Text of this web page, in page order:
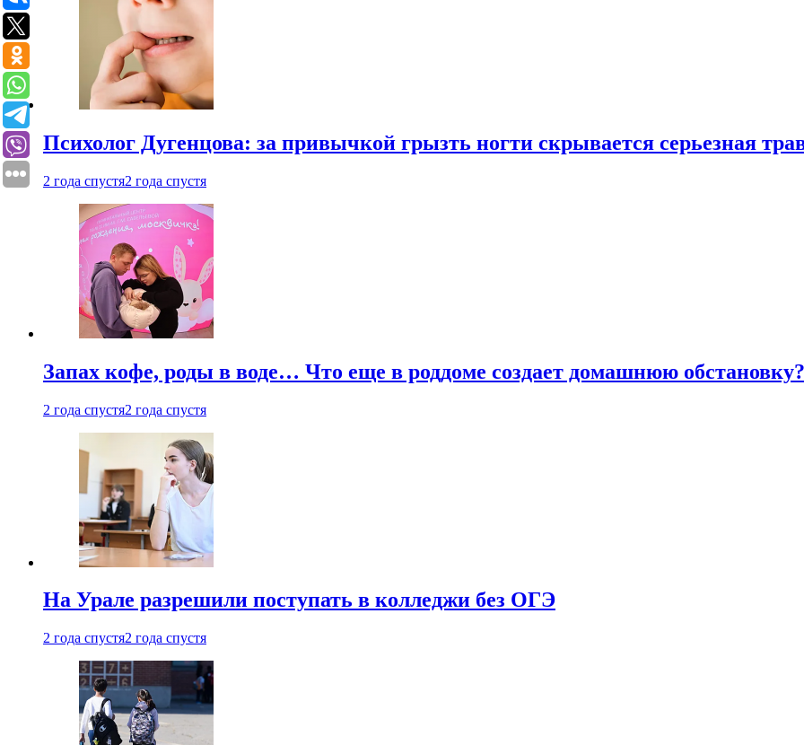
Психолог Дугенцова: за привычкой грызть ногти скрывается серьезная
2 года спустя2 года спустя
Запах кофе, роды в воде… Что еще в роддоме создает домашнюю обстановку?
2 года спустя2 года спустя
На Урале разрешили поступать в колледжи без ОГЭ
2 года спустя2 года спустя